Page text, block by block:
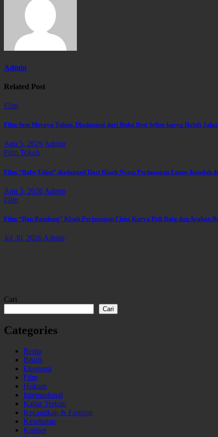
Admin
Related Post
Film
Film Seni Merayu Tuhan, Diadaptasi dari Buku Best Seller karya Habib Jafar
Agu 5, 2026Admin
Film Tokoh
Film “Baby Udon” diadaptasi Dari Kisah Nyata Perjuangan Fanny Kondoh
Agu 3, 2026 Admin
Film
Film “Dan Bandung” Kisah Perjuangan Cinta Karya Pidi Baig dan Arahan
Jul 30, 2026 Admin
Cari
Cari
Categories
Berita
Bisnis
Ekonomi
Film
Hukum
Internasional
Kabar Terkini
Kecantikan & Fashion
Kesehatan
Kuliner